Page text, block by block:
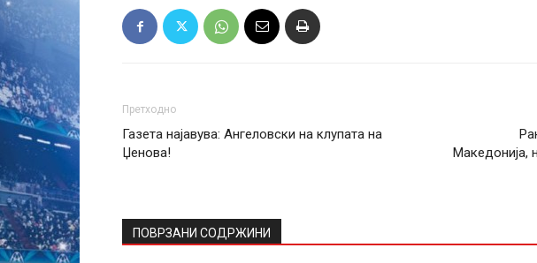
Претходно
Газета најавува: Ангеловски на клупата на
Џенова!
Македонија,
ПОВРЗАНИ СОДРЖИНИ